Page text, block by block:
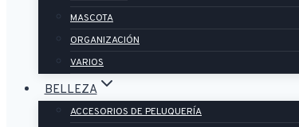
MASCOTA
ORGANIZACIÓN
VARIOS
BELLEZA
ACCESORIOS DE PELUQUERÍA